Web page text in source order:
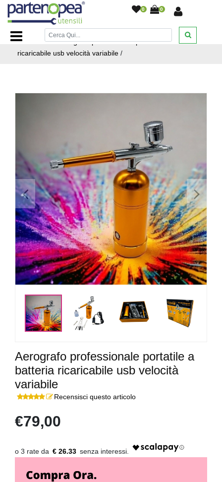
0 0
Home Page/BRICOLAGE E FAI DA TE/UTENSILI
ELETTRICI/Aerografo professionale portatile a batteria
ricaricabile usb velocità variabile /
< >
Aerografo professionale portatile a
batteria ricaricabile usb velocità
variabile
Recensisci questo articolo
€79,00
€ 26.33